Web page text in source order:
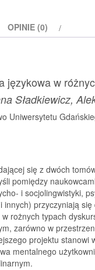
OPINIE (0)
językowa w
Sładkiewicz,
Uniwersytetu
się z dwóch
pomiędzy
i socjolingwistyki,
innych) przyczyniają
rożnych typach
zarówno w
projektu stanowi
mentalnego